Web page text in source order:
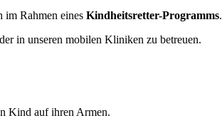
im Rahmen eines Kindheitsretter-Programms.
in unseren mobilen Kliniken zu betreuen.